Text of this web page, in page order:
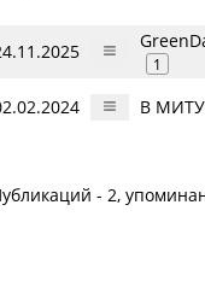
1
В
- 2,